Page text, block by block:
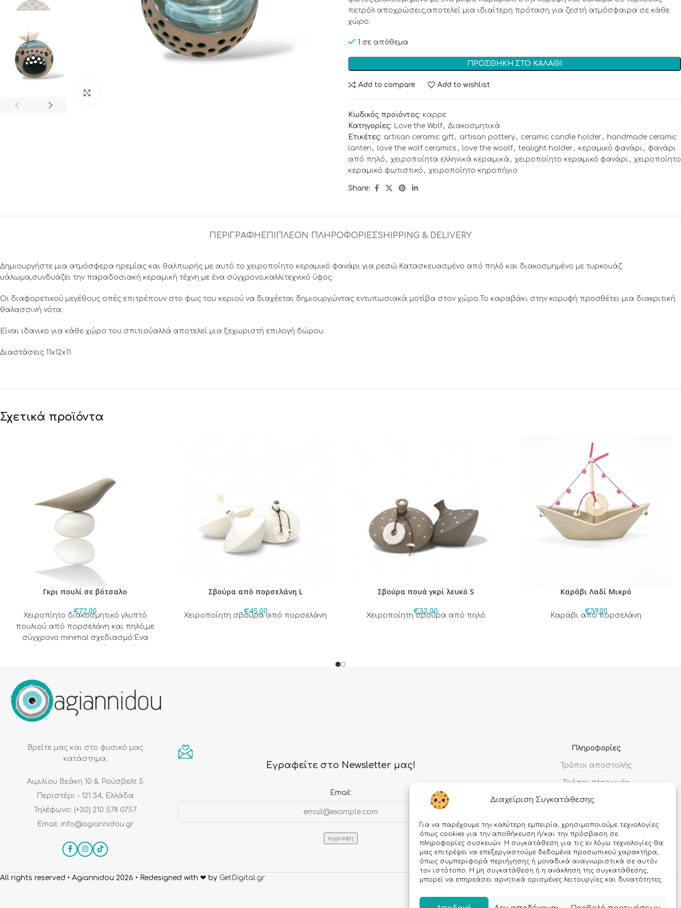
Διαχείριση Συγκατάθεσης
Για να παρέχουμε την καλύτερη εμπειρία, χρησιμοποιούμε τεχνολογίες
όπως cookies για την αποθήκευση ή/και την πρόσβαση σε
πληροφορίες συσκευών. Η συγκατάθεση για τις εν λόγω τεχνολογίες θα
μας επιτρέψει να επεξεργαστούμε δεδομένα προσωπικού χαρακτήρα,
όπως συμπεριφορά περιήγησης ή μοναδικά αναγνωριστικά σε αυτόν
τον ιστότοπο. Η μη συγκατάθεση ή η ανάκληση της συγκατάθεσης,
μπορεί να επηρεάσει αρνητικά ορισμένες λειτουργίες και δυνατότητες.
πετρόλ αποχρώσεις,αποτελεί μια ιδιαίτερη πρόταση για ζεστή ατμόσφαιρα σε κάθε
χώρο.
1 σε απόθεμα
ΠΡΟΣΘΉΚΗ ΣΤΟ ΚΑΛΆΘΙ
Add to compare Add to wishlist
Κωδικός προϊόντος: καρρε
Κατηγορίες: Love the Wolf, Διακοσμητικά
Ετικέτες: artisan ceramic gift, artisan pottery, ceramic candle holder, handmade ceramic
lanten , love the wolf ceramics , love the woolf, tealight holder, κεραμικό φανάρι, φανάρι
από πηλό , χειροποίητα ελληνικά κεραμικά , χειροποίητο κεραμικό φανάρι, χειροποίητο
κεραμικό φωτιστικό , χειροποίητο κηροπήγιο
Share:
ΠΕΡΙΓΡΑΦΉ ΕΠΙΠΛΈΟΝ ΠΛΗΡΟΦΟΡΊΕΣSHIPPING & DELIVERY
Δημιουργήστε μια ατμόσφερα ηρεμίας και θαλπωρής με αυτό το χειροποίητο κεραμικό φανάρι για ρεσώ.Κατασκευασμένο από πηλό και διακοσμημένο με τυρκουάζ
υάλωμα,συνδυάζει την παραδοσιακή κεραμική τέχνη με ένα σύγχρονο,καλλιτεχνικό ύφος.
Οι διαφορετικού μεγέθους οπές επιτρέπουν στο φως του κεριού να διαχέεται δημιουργώντας εντυπωσιακά μοτίβα στον χώρο.Το καραβάκι στην κορυφή προσθέτει μια διακριτική
θαλασσινή νότα.
Είναι ιδανικο για κάθε χώρο του σπιτιούαλλά αποτελεί μια ξεχωριστή επιλογή δώρου.
Διαστάσεις 11x12x11
Σχετικά προϊόντα
Γκρι πουλί σε βότσαλο
€72,00
Χειροπίητο διακοσμητικό γλυπτό
πουλιού από πορσελάνη και πηλό,με
σύγχρονο minimal σχεδιασμό.Ένα
κομψότητα και αρμονία σε κάθε
χώρο.
Σβούρα από πορσελάνη L
€45,00
Χειροποίητη σβούρα από πορσελάνη
Σβούρα πουά γκρί λευκό S
€33,00
Χειροποίητη σβούρα από πηλό
Καράβι Λαδί Μικρό
€39,00
Καράβι από πορσελάνη
Βρείτε μας και στο φυσικό μας
κατάστημα:
Αιμιλίου Βεάκη 10 & Ρούσβελτ 5
Περιστέρι - 121 34, Ελλάδα
Τηλέφωνο: (+30) 210 578 0757
Email: info@agiannidou.gr
Εγραφείτε στο Newsletter μας!
Email:
Πληροφορίες
Τρόποι αποστολής
Τρόποι πληρωμής
Όροι χρήσης
Ασφάλεια συναλλαγών
All rights reserved • Agiannidou 2026 • Redesigned with ❤ by GetDigital.gr